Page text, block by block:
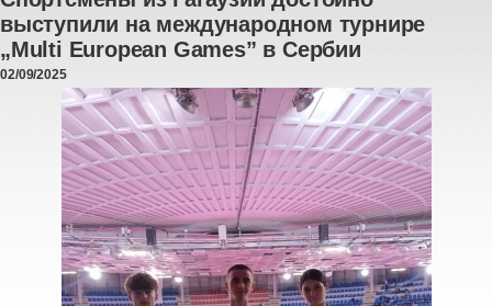
выступили на международном турнире
„Multi European Games” в Сербии
02/09/2025